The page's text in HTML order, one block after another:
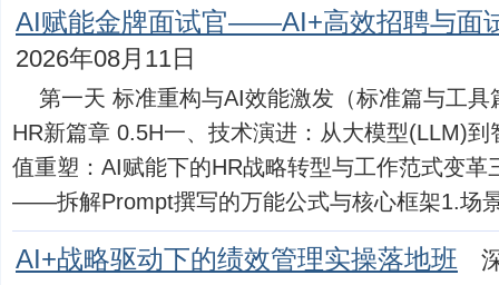
AI赋能金牌面试官——AI+高效招聘与面
2026年08月11日
第一天 标准重构与AI效能激发（标准篇与工
HR新篇章 0.5H一、技术演进：从大模型(LLM)
值重塑：AI赋能下的HR战略转型与工作范式变革
——拆解Prompt撰写的万能公式与核心框架1.场
AI+战略驱动下的绩效管理实操落地班